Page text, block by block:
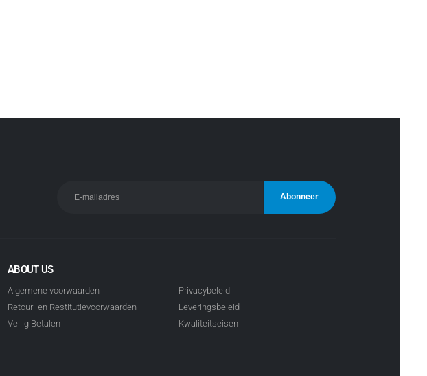
ABOUT US
Algemene voorwaarden
Retour- en Restitutievoorwaarden
Veilig Betalen
Privacybeleid
Leveringsbeleid
Kwaliteitseisen